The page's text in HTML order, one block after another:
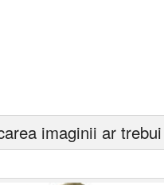
imaginii ar